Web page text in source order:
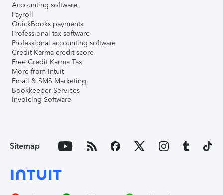
Accounting software
Payroll
QuickBooks payments
Professional tax software
Professional accounting software
Credit Karma credit score
Free Credit Karma Tax
More from Intuit
Email & SMS Marketing
Bookkeeper Services
Invoicing Software
Sitemap